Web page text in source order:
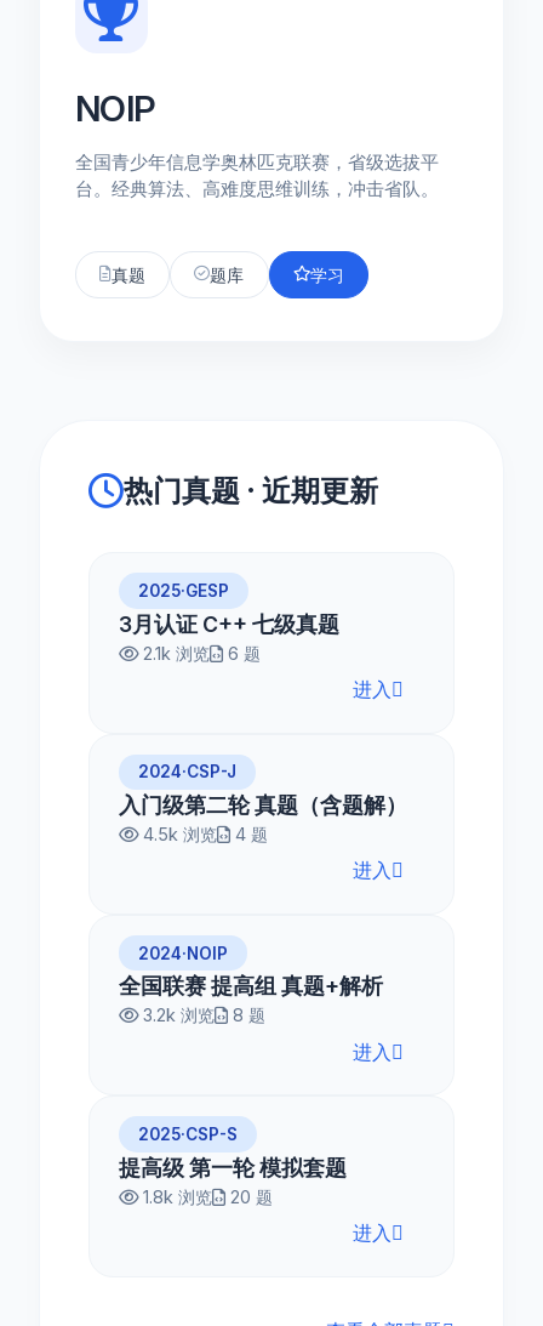
NOIP
全国青少年信息学奥林匹克联赛，省级选拔平
台。经典算法、高难度思维训练，冲击省队。
真题 题库 学习
热门真题 · 近期更新
2025·GESP
3月认证 C++ 七级真题
2.1k 浏览 6 题
进入
2024·CSP-J
入门级第二轮 真题（含题解）
4.5k 浏览 4 题
进入
2024·NOIP
全国联赛 提高组 真题+解析
3.2k 浏览 8 题
进入
2025·CSP-S
提高级 第一轮 模拟套题
1.8k 浏览 20 题
进入